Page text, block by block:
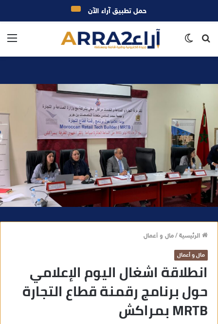
بحث
الرئيسية/مال و أعمال
مال و أعمال
انطلاقة اشغال اليوم الإعلامي
حول برنامج رقمنة قطاع التجارة
MRTB بمراكش
حمل تطبيق آراء الآن